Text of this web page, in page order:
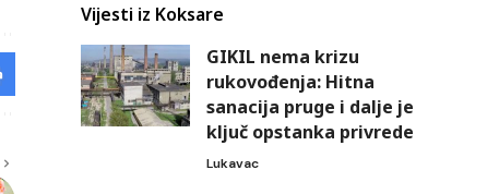
Vijesti iz Koksare
GIKIL nema krizu
rukovođenja: Hitna
sanacija pruge i dalje je
ključ opstanka privrede
Lukavac